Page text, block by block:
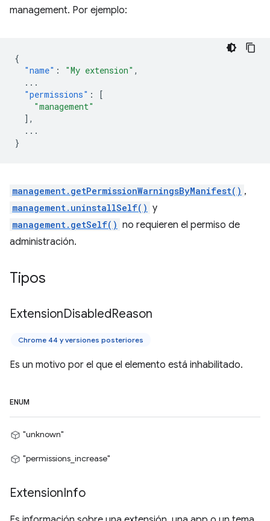
management. Por ejemplo:
{
"name" : "My extension" ,
...
"permissions" :
[
"management"
],
...
}
management.getPermissionWarningsByManifest() ,
management.uninstallSelf() y
management.getSelf() no requieren el permiso de
administración.
Tipos
ExtensionDisabledReason
Chrome 44 y versiones posteriores
Es un motivo por el que el elemento está inhabilitado.
ENUM
"unknown"
"permissions_increase"
ExtensionInfo